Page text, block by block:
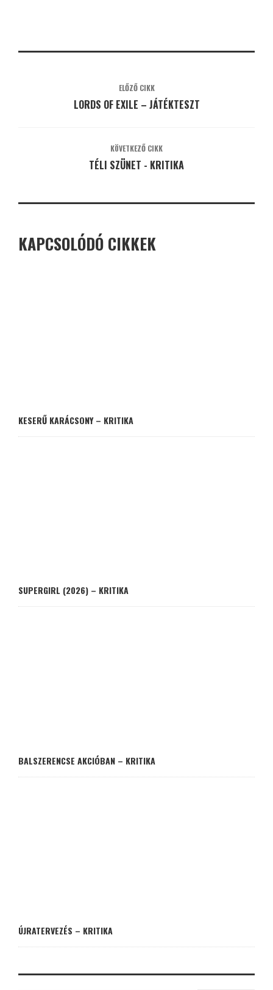
ELŐZŐ CIKK
LORDS OF EXILE – JÁTÉKTESZT
KÖVETKEZŐ CIKK
TÉLI SZÜNET - KRITIKA
KAPCSOLÓDÓ CIKKEK
KESERŰ KARÁCSONY – KRITIKA
SUPERGIRL (2026) – KRITIKA
BALSZERENCSE AKCIÓBAN – KRITIKA
ÚJRATERVEZÉS – KRITIKA